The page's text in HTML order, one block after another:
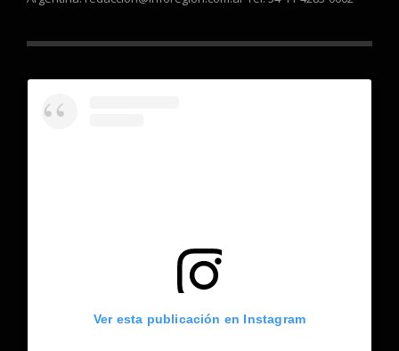
Ver esta publicación en Instagram